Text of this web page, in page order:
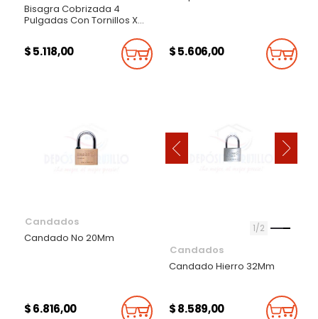
Bisagra Cobrizada 4
Pulgadas Con Tornillos X
$ 5.118,00 Añadir Al Carrito
$ 5.606,00
Candados
Candado No 20Mm
$ 6.816,00
‹ ›
1 2
Candados
Candado Hierro 32Mm
$ 8.589,00